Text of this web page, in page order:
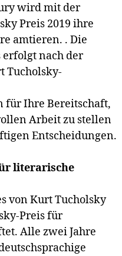
wird mit der
Preis 2019 ihre
amtieren. . Die
nach der
Tucholsky-
für Ihre Bereitschaft,
Arbeit zu stellen
Entscheidungen.
literarische
von Kurt Tucholsky
Preis für
Alle zwei Jahre